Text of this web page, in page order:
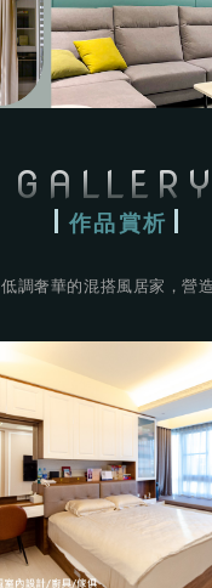
GALLERY
作品賞析
低調奢華的混搭風居家，營